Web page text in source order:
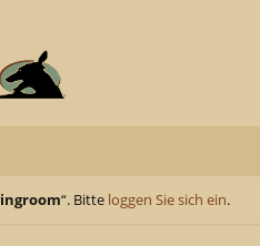
“. Bitte loggen Sie sich ein.